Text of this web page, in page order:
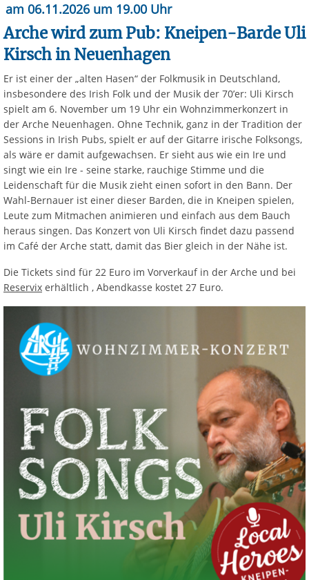
am 06.11.2026 um 19.00 Uhr
Arche wird zum Pub: Kneipen-Barde Uli
Kirsch in Neuenhagen
Er ist einer der „alten Hasen“ der Folkmusik in Deutschland,
insbesondere des Irish Folk und der Musik der 70’er: Uli Kirsch
spielt am 6. November um 19 Uhr ein Wohnzimmerkonzert in
der Arche Neuenhagen. Ohne Technik, ganz in der Tradition der
Sessions in Irish Pubs, spielt er auf der Gitarre irische Folksongs,
als wäre er damit aufgewachsen. Er sieht aus wie ein Ire und
singt wie ein Ire - seine starke, rauchige Stimme und die
Leidenschaft für die Musik zieht einen sofort in den Bann. Der
Wahl-Bernauer ist einer dieser Barden, die in Kneipen spielen,
Leute zum Mitmachen animieren und einfach aus dem Bauch
heraus singen. Das Konzert von Uli Kirsch findet dazu passend
im Café der Arche statt, damit das Bier gleich in der Nähe ist.
Die Tickets sind für 22 Euro im Vorverkauf in der Arche und bei
Reservix erhältlich , Abendkasse kostet 27 Euro.